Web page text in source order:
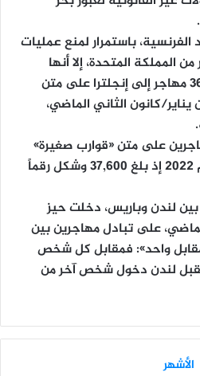
الفرنسية، باستمرار لمنع عمليات
المملكة المتحدة، إلا أنها
تستمر، ووصل أكثر من 36,300 مهاجر إلى إنجلترا على متن
كانون الثاني الماضي،
على متن «قوارب صغيرة»
خلال الفترة نفسها من العام 2022 إذ بلغ 37,600 وشكل رقماً
لندن وباريس، دخلت حيز
على تبادل مهاجرين بين
واحد»: فمقابل كل شخص
تقبل لندن دخول شخص آخر من
الأشهر